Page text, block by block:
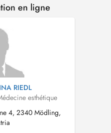
en ligne
RIEDL
esthétique
4, 2340 Mödling,